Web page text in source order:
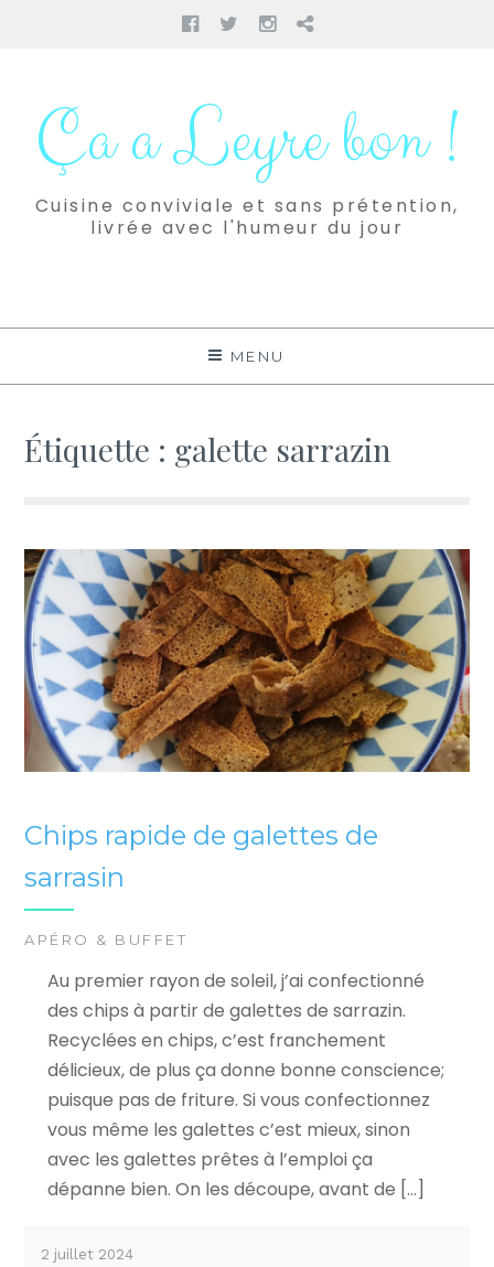
Facebook
TwitterInstagram
Pinterest
contenuÇa a Leyre bon !
Cuisine conviviale et sans prétention,
livrée avec l'humeur du jour
MENU
Étiquette : galette sarrazin
Chips rapide de galettes de
sarrasin
APÉRO & BUFFET
Au premier rayon de soleil, j’ai confectionné
des chips à partir de galettes de sarrazin.
Recyclées en chips, c’est franchement
délicieux, de plus ça donne bonne conscience;
puisque pas de friture. Si vous confectionnez
vous même les galettes c’est mieux, sinon
avec les galettes prêtes à l’emploi ça
dépanne bien. On les découpe, avant de […]
2 juillet 2024